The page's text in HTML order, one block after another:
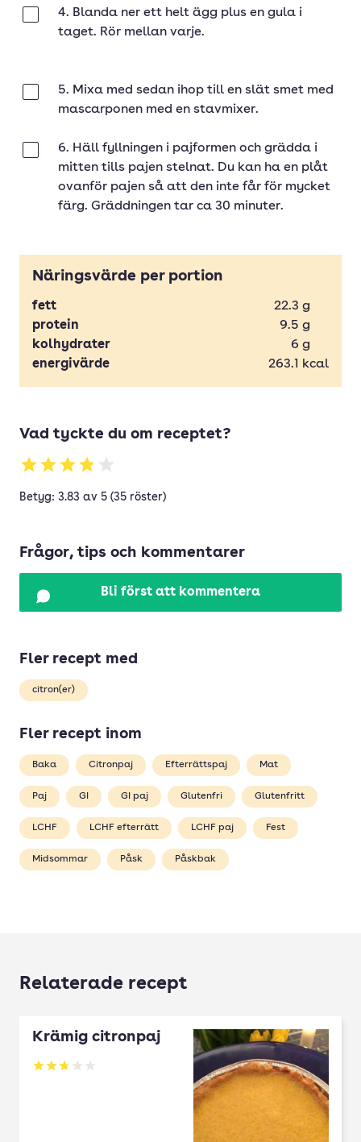
4. Blanda ner ett helt ägg plus en gula i
taget. Rör mellan varje.
5. Mixa med sedan ihop till en slät smet med
mascarponen med en stavmixer.
6. Häll fyllningen i pajformen och grädda i
mitten tills pajen stelnat. Du kan ha en plåt
ovanför pajen så att den inte får för mycket
färg. Gräddningen tar ca 30 minuter.
Näringsvärde per portion
fett 22.3 g
protein
9.5 g
kolhydrater
6 g
energivärde
263.1 kcal
Vad tyckte du om receptet?
Betyg: 3.83 av 5 (35 röster)
Frågor, tips och kommentarer
Bli först att kommentera
Fler recept med
citron(er)
Fler recept inom
Baka Citronpaj Efterrättspaj Mat
Paj GI GI paj Glutenfri Glutenfritt
LCHF LCHF efterrätt LCHF paj Fest
Midsommar Påsk Påskbak
Relaterade recept
Krämig citronpaj
Betyg: 2.75 av 5